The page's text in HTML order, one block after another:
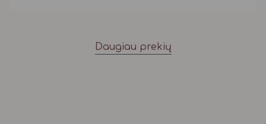
Daugiau prekių